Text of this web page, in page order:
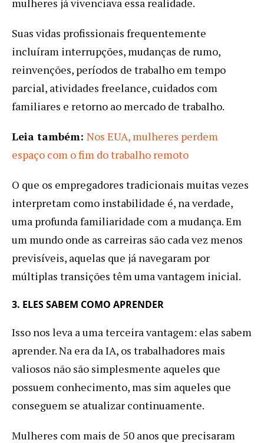
mulheres já vivenciava essa realidade.
Suas vidas profissionais frequentemente
incluíram interrupções, mudanças de rumo,
reinvenções, períodos de trabalho em tempo
parcial, atividades freelance, cuidados com
familiares e retorno ao mercado de trabalho.
Leia também: Nos EUA, mulheres perdem
espaço com o fim do trabalho remoto
O que os empregadores tradicionais muitas vezes
interpretam como instabilidade é, na verdade,
uma profunda familiaridade com a mudança. Em
um mundo onde as carreiras são cada vez menos
previsíveis, aquelas que já navegaram por
múltiplas transições têm uma vantagem inicial.
3. ELES SABEM COMO APRENDER
Isso nos leva a uma terceira vantagem: elas sabem
aprender. Na era da IA, os trabalhadores mais
valiosos não são simplesmente aqueles que
possuem conhecimento, mas sim aqueles que
conseguem se atualizar continuamente.
Mulheres com mais de 50 anos que precisaram